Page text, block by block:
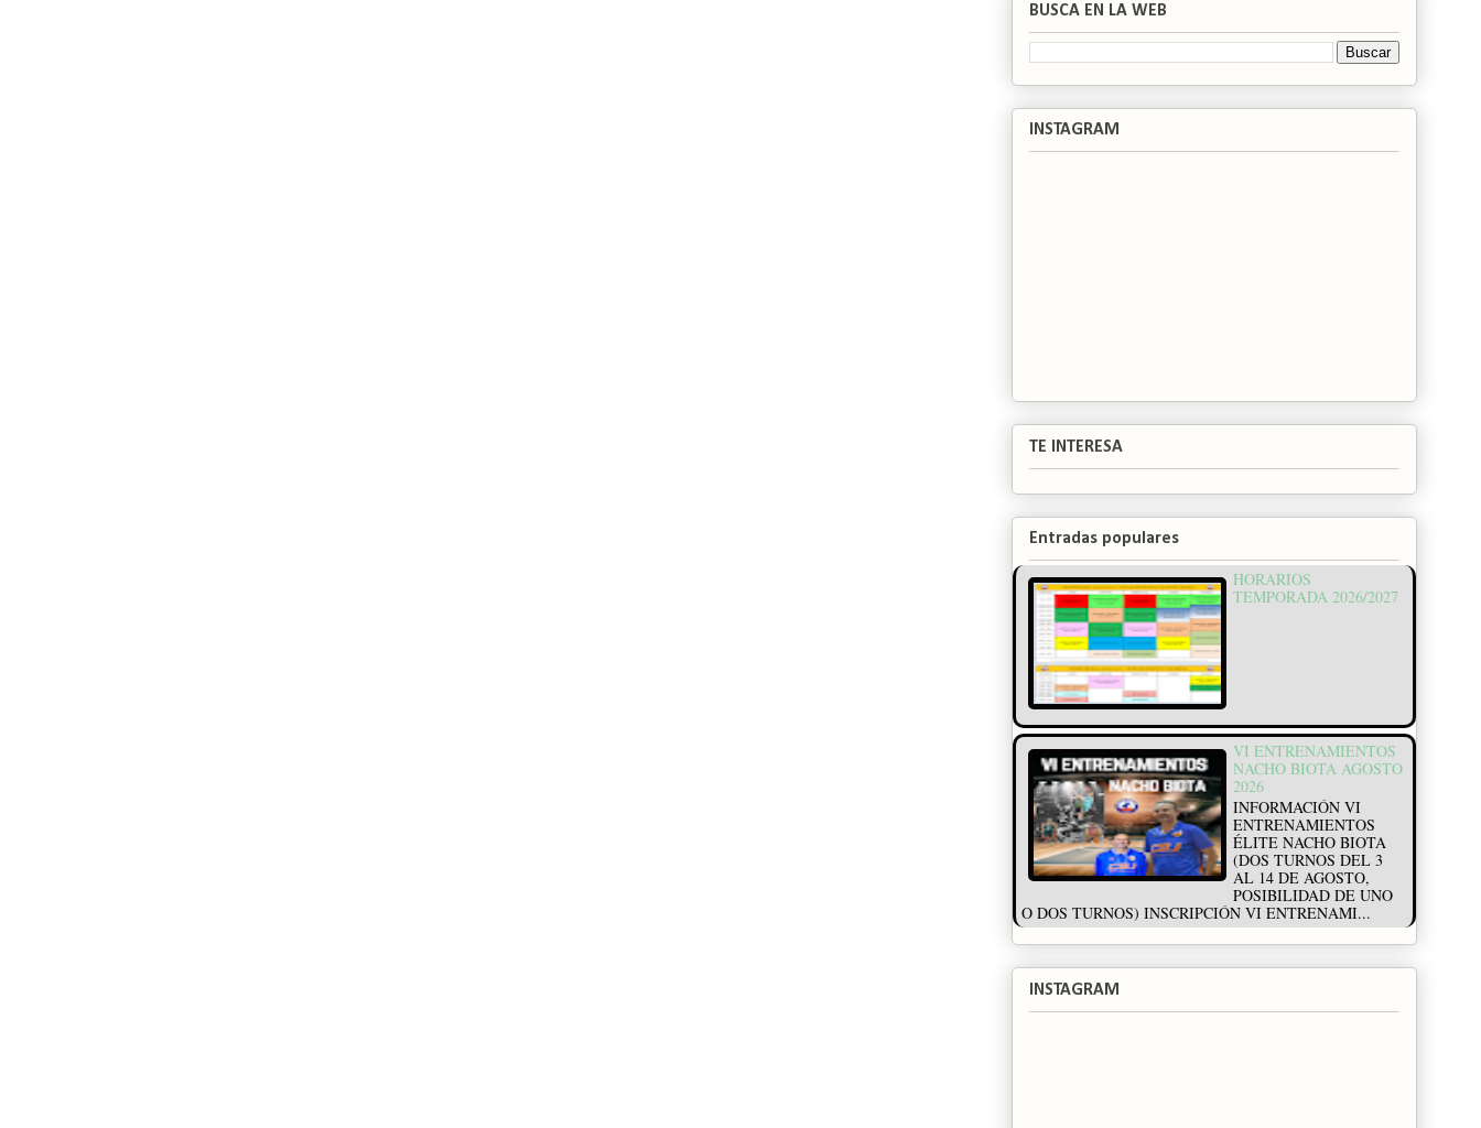
BUSCA EN LA WEB
INSTAGRAM
TE INTERESA
Entradas populares
HORARIOS
TEMPORADA 2026/2027
VI ENTRENAMIENTOS
NACHO BIOTA AGOSTO
2026
INFORMACIÓN VI
ENTRENAMIENTOS
ÉLITE NACHO BIOTA
(DOS TURNOS DEL 3
AL 14 DE AGOSTO,
POSIBILIDAD DE UNO
O DOS TURNOS) INSCRIPCIÓN VI ENTRENAMI...
INSTAGRAM